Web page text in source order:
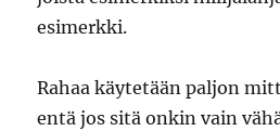
esimerkki.
Rahaa käytetään paljon
entä jos sitä onkin vain